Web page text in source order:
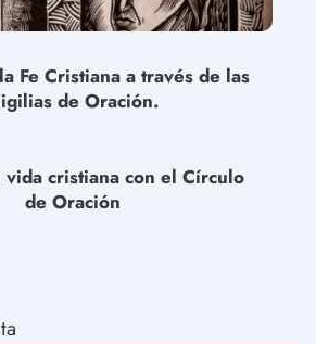
Fe Cristiana a través de las
de Oración.
vida cristiana con el Círculo
de Oración